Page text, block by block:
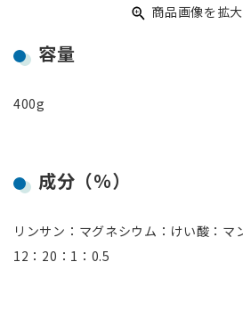
容量
400g
成分（％）
リンサン：マグネシウム：けい酸：マ
12：20：1：0.5
商品画像を拡